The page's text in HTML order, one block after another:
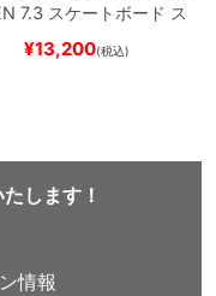
7.3 スケートボード ス
¥13,200(税込)
します！
情報